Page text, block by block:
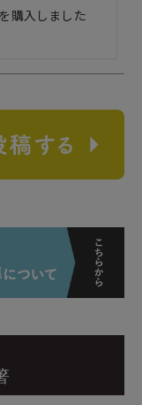
購入しました